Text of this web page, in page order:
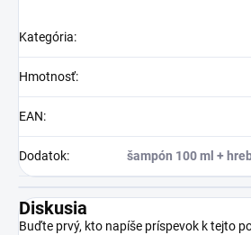
Kategória:
Hmotnosť:
EAN:
Dodatok: šampón 100 ml +
Diskusia
Buďte prvý, kto napíše príspevok k tejto